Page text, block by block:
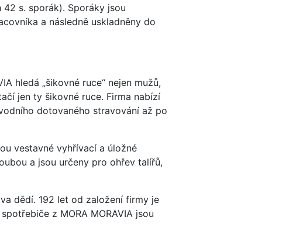
s. sporák). Sporáky jsou
a následně uskladněny do
hledá „šikovné ruce“ nejen mužů,
jen ty šikovné ruce. Firma nabízí
dotovaného stravování až po
vestavné vyhřívací a úložné
a jsou určeny pro ohřev talířů,
dědí. 192 let od založení firmy je
z MORA MORAVIA jsou